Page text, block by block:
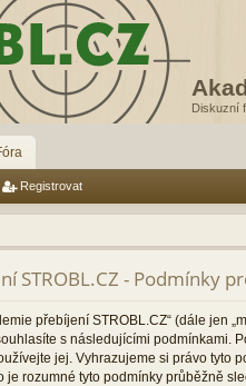
Diskuzní
Registrovat
STROBL.CZ - Podmínky
přebíjení STROBL.CZ“ (dále jen
s následujícími podmínkami.
jej. Vyhrazujeme si právo tyto
je rozumné tyto podmínky průběžně